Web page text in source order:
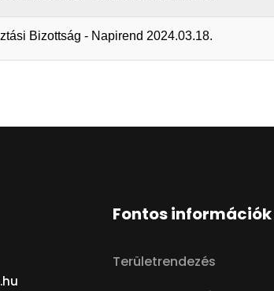
Bizottság - Napirend 2024.03.18.
Fontos információk
Területrendezés